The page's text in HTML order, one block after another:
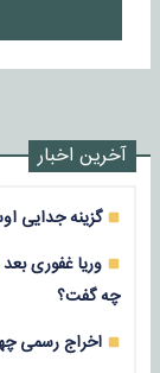
آخرین اخبار
گزینه جدایی
وریا غفوری
چه گفت؟
اخراج رسمی